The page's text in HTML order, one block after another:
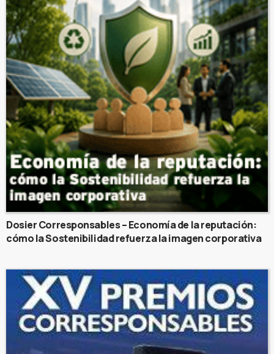
Dosier Corresponsables – Economía de la reputación:
cómo la Sostenibilidad refuerza la imagen corporativa